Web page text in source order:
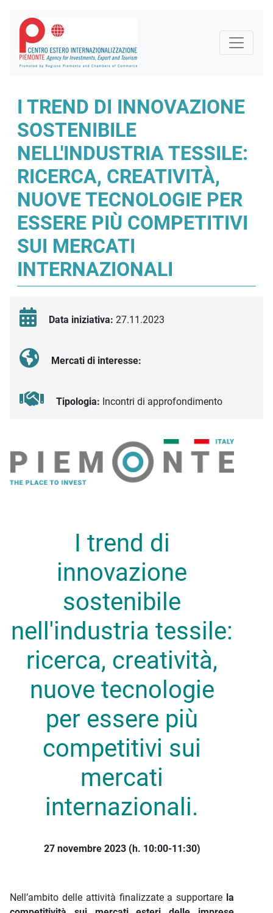
I TREND DI INNOVAZIONE
SOSTENIBILE
NELL'INDUSTRIA TESSILE:
RICERCA, CREATIVITÀ,
NUOVE TECNOLOGIE PER
ESSERE PIÙ COMPETITIVI
SUI MERCATI
INTERNAZIONALI
Data iniziativa: 27.11.2023
Mercati di interesse:
Tipologia: Incontri di approfondimento
I trend di
innovazione
sostenibile
nell'industria tessile:
ricerca, creatività,
nuove tecnologie
per essere più
competitivi sui
mercati
internazionali.
27 novembre 2023 (h. 10:00-11:30)
Nell’ambito delle attività finalizzate a supportare la